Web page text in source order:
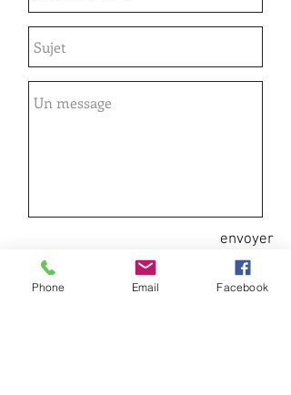
envoyer
Phone Email Facebook